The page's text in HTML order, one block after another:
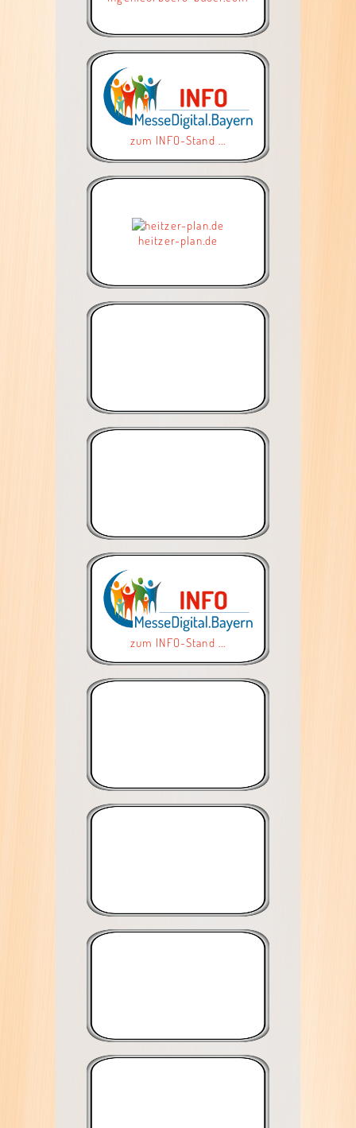
zum INFO-Stand ...
heitzer-plan.de
zum INFO-Stand ...